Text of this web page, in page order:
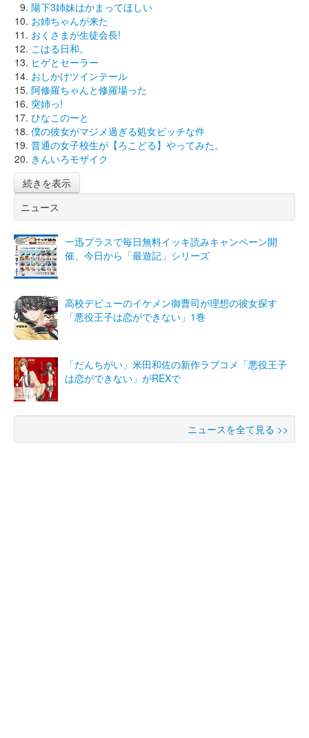
陽下3姉妹はかまってほしい
お姉ちゃんが来た
おくさまが生徒会長!
こはる日和。
ヒゲとセーラー
おしかけツインテール
阿修羅ちゃんと修羅場った
突姉っ!
ひなこのーと
僕の彼女がマジメ過ぎる処女ビッチな件
普通の女子校生が【ろこどる】やってみた。
きんいろモザイク
続きを表示
ニュース
一迅プラスで毎日無料イッキ読みキャンペーン開
催、今日から「最遊記」シリーズ
高校デビューのイケメン御曹司が理想の彼女探す
「悪役王子は恋ができない」1巻
「だんちがい」米田和佐の新作ラブコメ「悪役王子
は恋ができない」がREXで
ニュースを全て見る >>